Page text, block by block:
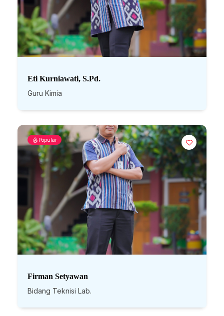
Eti Kurniawati, S.Pd.
Guru Kimia
Popular
Firman Setyawan
Bidang Teknisi Lab.